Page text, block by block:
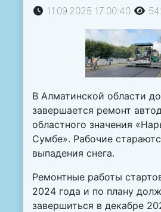
11.09.2025 17:00:40
В Алматинской области
завершается ремонт
областного значения
Сумбе». Рабочие
выпадения снега.
Ремонтные работы
2024 года и по плану
завершиться в декабре